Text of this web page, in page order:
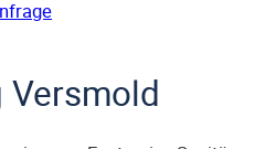
Versmold